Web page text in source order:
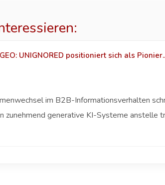
UNIGNORED positioniert sich als
im B2B-Informationsverhalten
zunehmend generative KI-Systeme anstelle